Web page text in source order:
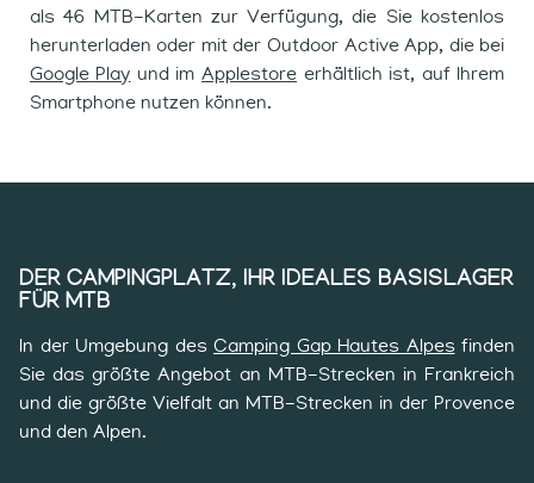
als 46 MTB-Karten zur Verfügung, die Sie kostenlos
herunterladen oder mit der Outdoor Active App, die bei
Google Play und imApplestore erhältlich ist, auf Ihrem
Smartphone nutzen können.
DER CAMPINGPLATZ, IHR IDEALES BASISLAGER
FÜR MTB
In der Umgebung des Camping Gap Hautes Alpesfinden
Sie das größte Angebot an MTB-Strecken in Frankreich
und die größte Vielfalt an MTB-Strecken in der Provence
und den Alpen.